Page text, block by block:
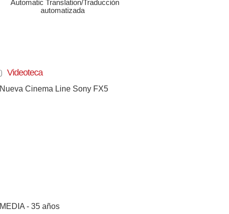
Automatic Translation/Traducción
automatizada
Videoteca
Nueva Cinema Line Sony FX5
MEDIA - 35 años